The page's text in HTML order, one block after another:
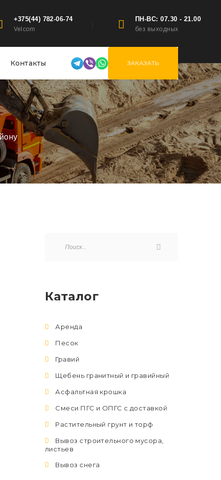
+375(44) 782-06-74
Velcom
ПН-ВС: 07.30 - 21.00
без выходных
Контакты ЗАКАЗАТЬ
Каталог
Аренда
Песок
Гравий
Щебень гранитный и гравийный
Асфальтная крошка
Смеси ПГС и ОПГС с доставкой
Растительный грунт и торф
Вывоз строительного мусора,
листьев
Вывоз снега